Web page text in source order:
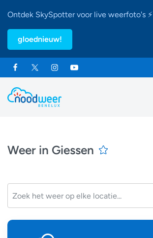
Ontdek SkySpotter voor live weerfoto's ⚡
gloednieuw!
Weer in Giessen